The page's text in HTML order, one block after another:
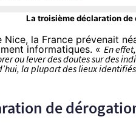
La troisième déclaration de
Nice, la France prévenait
informatiques. « En
ou lever des doutes sur des
la plupart des lieux
de